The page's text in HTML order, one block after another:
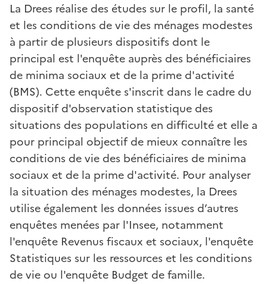
La Drees réalise des études sur le profil, la santé
et les conditions de vie des ménages modestes
à partir de plusieurs dispositifs dont le
principal est l'enquête auprès des bénéficiaires
de minima sociaux et de la prime d'activité
(BMS). Cette enquête s'inscrit dans le cadre du
dispositif d'observation statistique des
situations des populations en difficulté et elle a
pour principal objectif de mieux connaître les
conditions de vie des bénéficiaires de minima
sociaux et de la prime d'activité. Pour analyser
la situation des ménages modestes, la Drees
utilise également les données issues d’autres
enquêtes menées par l'Insee, notamment
l'enquête Revenus fiscaux et sociaux, l'enquête
Statistiques sur les ressources et les conditions
de vie ou l'enquête Budget de famille.